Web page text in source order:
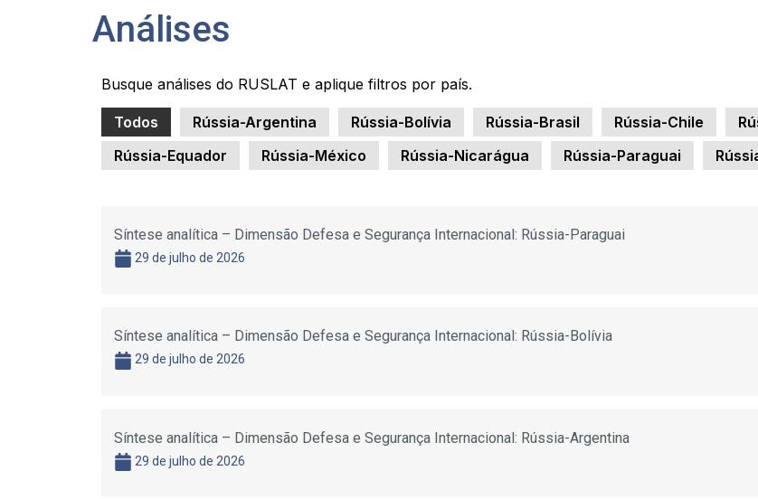
Análises
Busque análises do RUSLAT e aplique filtros por país.
Todos Rússia-Argentina Rússia-Bolívia Rússia-Brasil Rússia-Chile
Rússia-Equador
Rússia-México Rússia-Nicarágua Rússia-Paraguai
Síntese analítica – Dimensão Defesa e Segurança Internacional: Rússia-Paraguai
29 de julho de 2026
Síntese analítica – Dimensão Defesa e Segurança Internacional: Rússia-Bolívia
29 de julho de 2026
Síntese analítica – Dimensão Defesa e Segurança Internacional: Rússia-Argentina
29 de julho de 2026